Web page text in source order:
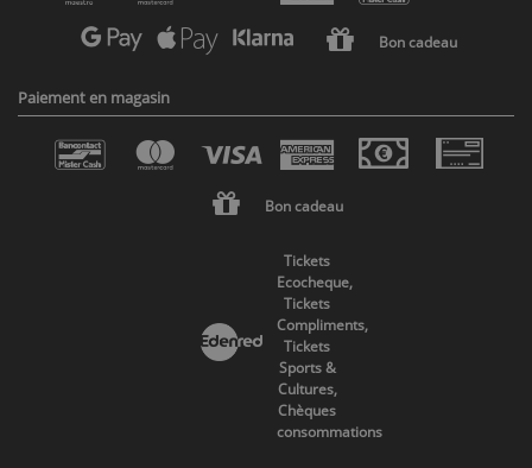
Bon cadeau
Paiement en magasin
Bon cadeau
Tickets
Ecocheque,
Tickets
Compliments,
Tickets
Sports &
Cultures,
Chèques
consommations